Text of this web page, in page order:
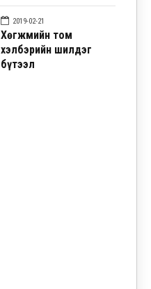
2019-02-21
Хөгжмийн том
хэлбэрийн шилдэг
бүтээл